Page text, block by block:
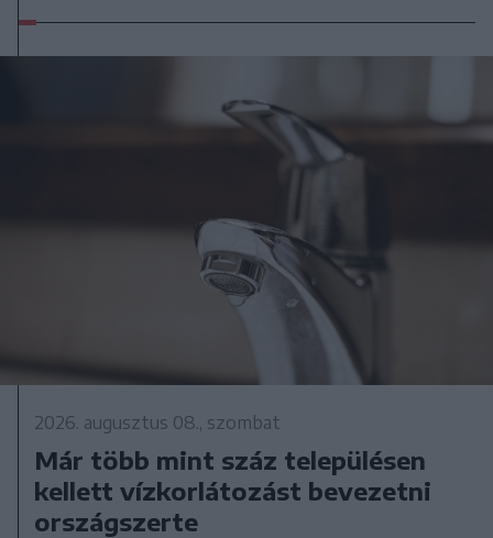
2026. augusztus 08., szombat
Már több mint száz településen
kellett vízkorlátozást bevezetni
országszerte